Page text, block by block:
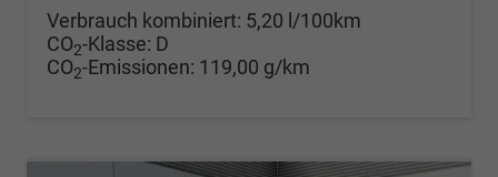
Verbrauch kombiniert: 5,20 l/100km
CO2-Klasse: D
CO2-Emissionen: 119,00 g/km